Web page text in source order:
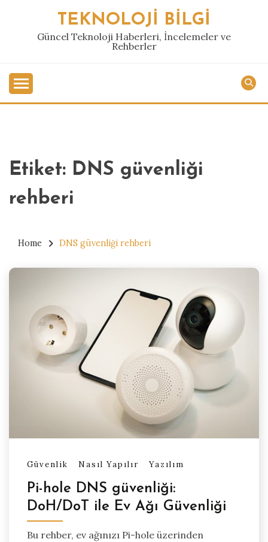
TEKNOLOJI BILGI
Güncel Teknoloji Haberleri, İncelemeler ve
Rehberler
Etiket: DNS güvenliği
rehberi
Home DNS güvenliği rehberi
Güvenlik Nasıl Yapılır Yazılım
Pi-hole DNS güvenliği:
DoH/DoT ile Ev Ağı Güvenliği
Bu rehber, ev ağınızı Pi-hole üzerinden